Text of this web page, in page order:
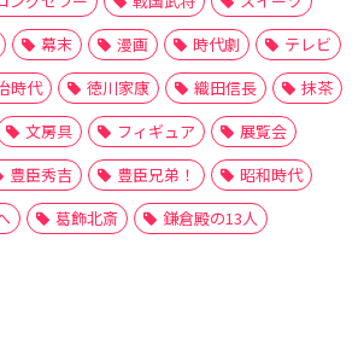
幕末 漫画 時代劇
テレビ
時代 徳川家康 織田信長
抹茶
文房具 フィギュア
展覧会
豊臣秀吉 豊臣兄弟！
昭和時代
葛飾北斎 鎌倉殿の13人